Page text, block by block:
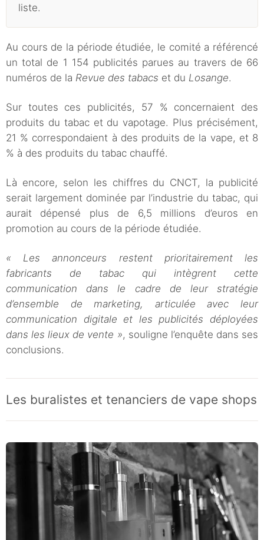
liste.
Au cours de la période étudiée, le comité a référencé
un total de 1 154 publicités parues au travers de 66
numéros de la Revue des tabacs et du Losange.
Sur toutes ces publicités, 57 % concernaient des
produits du tabac et du vapotage. Plus précisément,
21 % correspondaient à des produits de la vape, et 8
% à des produits du tabac chauffé.
Là encore, selon les chiffres du CNCT, la publicité
serait largement dominée par l’industrie du tabac, qui
aurait dépensé plus de 6,5 millions d’euros en
promotion au cours de la période étudiée.
« Les annonceurs restent prioritairement les
fabricants de tabac qui intègrent cette
communication dans le cadre de leur stratégie
d’ensemble de marketing, articulée avec leur
communication digitale et les publicités déployées
dans les lieux de vente », souligne l’enquête dans ses
conclusions.
Les buralistes et tenanciers de vape shops